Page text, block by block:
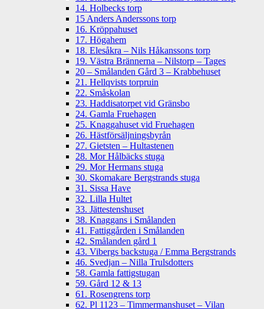
14. Holbecks torp
15 Anders Anderssons torp
16. Kröppahuset
17. Högahem
18. Elesåkra – Nils Håkanssons torp
19. Västra Brännerna – Nilstorp – Tages
20 – Smålanden Gård 3 – Krabbehuset
21. Hellqvists torpruin
22. Småskolan
23. Haddisatorpet vid Gränsbo
24. Gamla Fruehagen
25. Knaggahuset vid Fruehagen
26. Hästförsäljningsbyrån
27. Gietsten – Hultastenen
28. Mor Hålbäcks stuga
29. Mor Hermans stuga
30. Skomakare Bergstrands stuga
31. Sissa Have
32. Lilla Hultet
33. Jättestenshuset
38. Knaggans i Smålanden
41. Fattiggården i Smålanden
42. Smålanden gård 1
43. Vibergs backstuga / Emma Bergstrands
46. Svedjan – Nilla Trulsdotters
58. Gamla fattigstugan
59. Gård 12 & 13
61. Rosengrens torp
62. Pl 1123 – Timmermanshuset – Vilan